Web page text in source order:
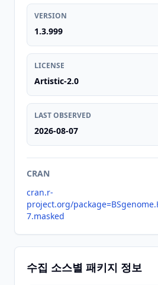
VERSION
1.3.999
LICENSE
Artistic-2.0
LAST OBSERVED
2026-08-07
CRAN
cran.r-
project.org/
7.masked
수집 소스별 패키지 정보